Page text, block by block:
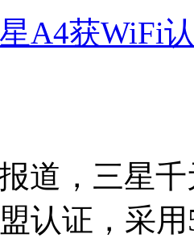
A4获WiFi
道，三星
认证，采用